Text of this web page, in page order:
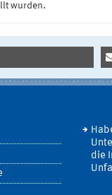
wurden.
die